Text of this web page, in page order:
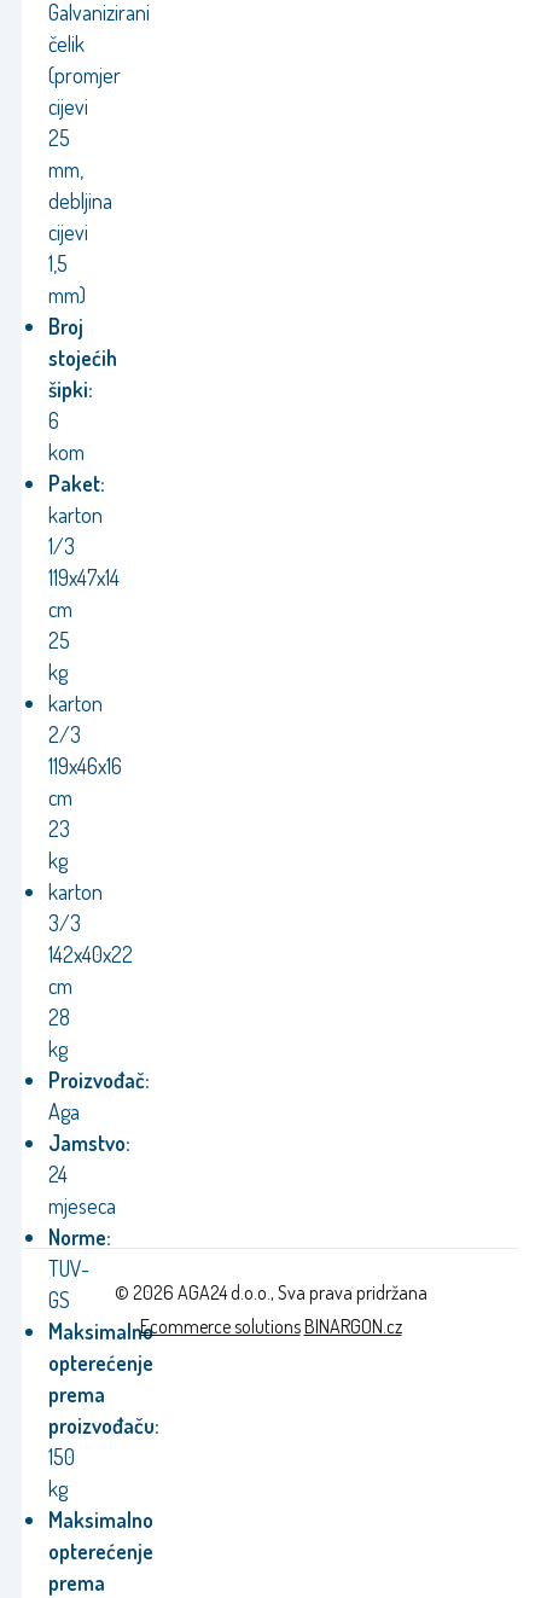
Galvanizirani
čelik
(promjer
cijevi
25
mm,
debljina
cijevi
1,5
mm)
Broj
stojećih
šipki:
6
kom
Paket:
karton
1/3
119x47x14
cm
25
kg
karton
2/3
119x46x16
cm
23
kg
karton
3/3
142x40x22
cm
28
kg
Proizvođač:
Aga
Jamstvo:
24
mjeseca
Norme:
TUV-
GS
Maksimalno
opterećenje
prema
proizvođaču:
150
kg
Maksimalno
opterećenje
prema
© 2026 AGA24 d.o.o., Sva prava pridržana
Ecommerce solutionsBINARGON.cz